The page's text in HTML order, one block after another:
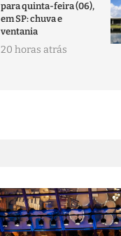
para quinta-feira (06),
em SP: chuva e
ventania
20 horas atrás